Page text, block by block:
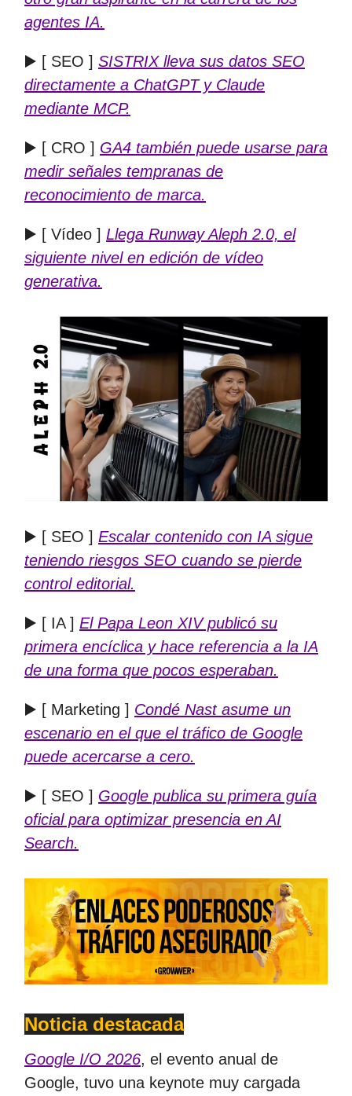
agentes IA.
▶️ [ SEO ] SISTRIX lleva sus datos SEO
directamente a ChatGPT y Claude
mediante MCP.
▶️ [ CRO ] GA4 también puede usarse para
medir señales tempranas de
reconocimiento de marca.
▶️ [ Vídeo ] Llega Runway Aleph 2.0, el
siguiente nivel en edición de vídeo
generativa.
▶️ [ SEO ] Escalar contenido con IA sigue
teniendo riesgos SEO cuando se pierde
control editorial.
▶️ [ IA ] El Papa Leon XIV publicó su
primera encíclica y hace referencia a la IA
de una forma que pocos esperaban.
▶️ [ Marketing ] Condé Nast asume un
escenario en el que el tráfico de Google
puede acercarse a cero.
▶️ [ SEO ] Google publica su primera guía
oficial para optimizar presencia en AI
Search.
Noticia destacada
Google I/O 2026, el evento anual de
Google, tuvo una keynote muy cargada